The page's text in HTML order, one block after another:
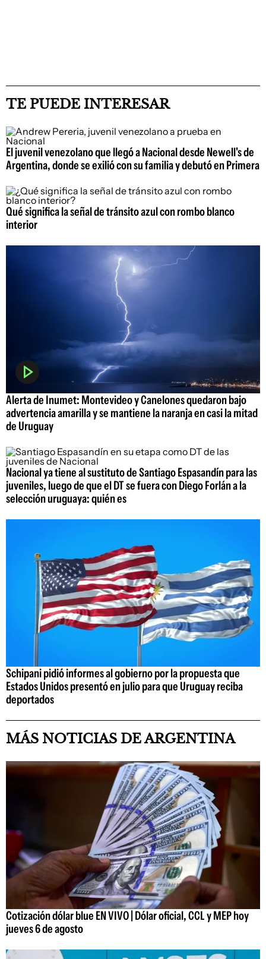
TE PUEDE INTERESAR
El juvenil venezolano que llegó a Nacional desde Newell's de
Argentina, donde se exilió con su familia y debutó en Primera
Qué significa la señal de tránsito azul con rombo blanco
interior
Alerta de Inumet: Montevideo y Canelones quedaron bajo
advertencia amarilla y se mantiene la naranja en casi la mitad
de Uruguay
Nacional ya tiene al sustituto de Santiago Espasandín para las
juveniles, luego de que el DT se fuera con Diego Forlán a la
selección uruguaya: quién es
Schipani pidió informes al gobierno por la propuesta que
Estados Unidos presentó en julio para que Uruguay reciba
deportados
MÁS NOTICIAS DE ARGENTINA
Cotización dólar blue EN VIVO | Dólar oficial, CCL y MEP hoy
jueves 6 de agosto